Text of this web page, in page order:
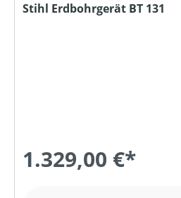
Stihl Erdbohrgerät BT 131
1.329,00 €*